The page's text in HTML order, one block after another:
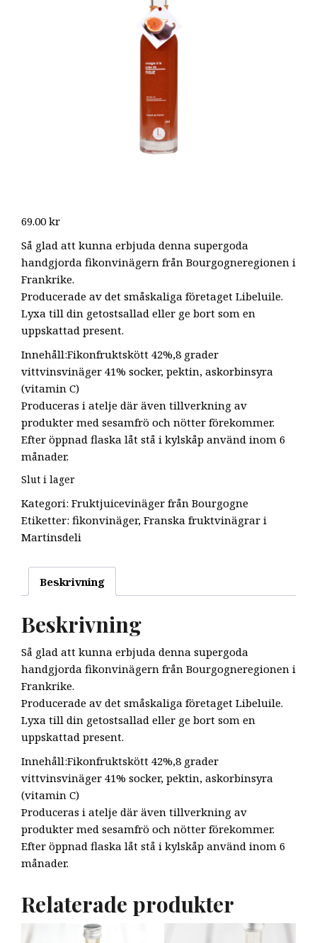
69.00 kr
Så glad att kunna erbjuda denna supergoda
handgjorda fikonvinägern från Bourgogneregionen i
Frankrike.
Producerade av det småskaliga företaget Libeluile.
Lyxa till din getostsallad eller ge bort som en
uppskattad present.
Innehåll:Fikonfruktskött 42%,8 grader
vittvinsvinäger 41% socker, pektin, askorbinsyra
(vitamin C)
Produceras i atelje där även tillverkning av
produkter med sesamfrö och nötter förekommer.
Efter öppnad flaska låt stå i kylskåp använd inom 6
månader.
Slut i lager
Kategori: Fruktjuicevinäger från Bourgogne
Etiketter: fikonvinäger, Franska fruktvinägrar i
Martinsdeli
Beskrivning
Beskrivning
Så glad att kunna erbjuda denna supergoda
handgjorda fikonvinägern från Bourgogneregionen i
Frankrike.
Producerade av det småskaliga företaget Libeluile.
Lyxa till din getostsallad eller ge bort som en
uppskattad present.
Innehåll:Fikonfruktskött 42%,8 grader
vittvinsvinäger 41% socker, pektin, askorbinsyra
(vitamin C)
Produceras i atelje där även tillverkning av
produkter med sesamfrö och nötter förekommer.
Efter öppnad flaska låt stå i kylskåp använd inom 6
månader.
Relaterade produkter